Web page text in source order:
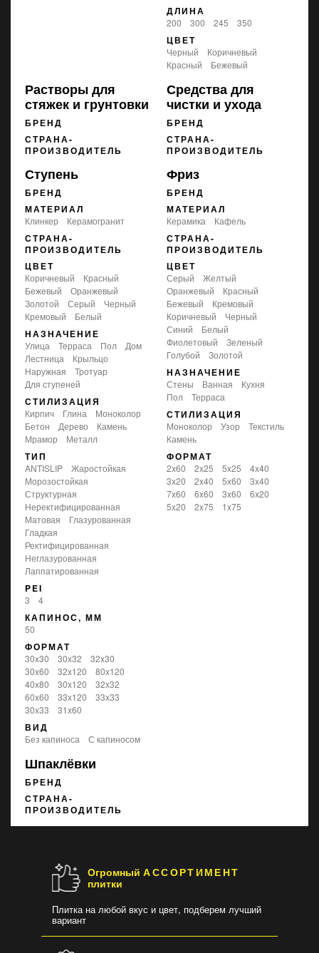
ДЛИНА
200 300 245 350
ЦВЕТ
черный
коричневый
красный
бежевый
Растворы для
стяжек и грунтовки
БРЕНД
СТРАНА-
ПРОИЗВОДИТЕЛЬ
Средства для
чистки и ухода
БРЕНД
СТРАНА-
ПРОИЗВОДИТЕЛЬ
Ступень
БРЕНД
МАТЕРИАЛ
Клинкер Керамогранит
СТРАНА-
ПРОИЗВОДИТЕЛЬ
ЦВЕТ
коричневый
красный
бежевый
оранжевый
золотой
серый
черный
кремовый
белый
НАЗНАЧЕНИЕ
улица терраса пол
дом
лестница
крыльцо
наружная
тротуар
для ступеней
СТИЛИЗАЦИЯ
кирпич глина
моноколор
бетон
дерево
камень
мрамор
металл
ТИП
ANTISLIP
жаростойкая
морозостойкая
структурная
неректифицированная
матовая
глазурованная
гладкая
ректифицированная
неглазурованная
лаппатированная
PEI
3 4
КАПИНОС, ММ
50
ФОРМАТ
30x30 30x32
32x30
30x60
32x120
80x120
40x80
30x120
32x32
60x60
33x120
33x33
30x33
31x60
ВИД
без капиноса с капиносом
Фриз
БРЕНД
МАТЕРИАЛ
Керамика Кафель
СТРАНА-
ПРОИЗВОДИТЕЛЬ
ЦВЕТ
серый
желтый
оранжевый
красный
бежевый
кремовый
коричневый
черный
синий
белый
фиолетовый
зеленый
голубой
золотой
НАЗНАЧЕНИЕ
стены ванная
кухня
пол
терраса
СТИЛИЗАЦИЯ
моноколор узор
текстиль
камень
ФОРМАТ
2x60 2x25 5x25
4x40
3x20
2x40 5x60
3x40
7x60
6x60 3x60
6x20
5x20
2x75 1x75
Шпаклёвки
БРЕНД
СТРАНА-
ПРОИЗВОДИТЕЛЬ
ОгромныйАССОРТИМЕНТ
плитки
Плитка на любой вкус и цвет, подберем лучший
вариант